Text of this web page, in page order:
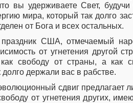
вы удерживаете Свет,
мира, который так долго
от Бога и всех остальных.
США, отмечаемый
от угнетения другой
свободу от страны, а как
долго держали вас в рабстве.
сдвиг предлагает
от угнетения других,